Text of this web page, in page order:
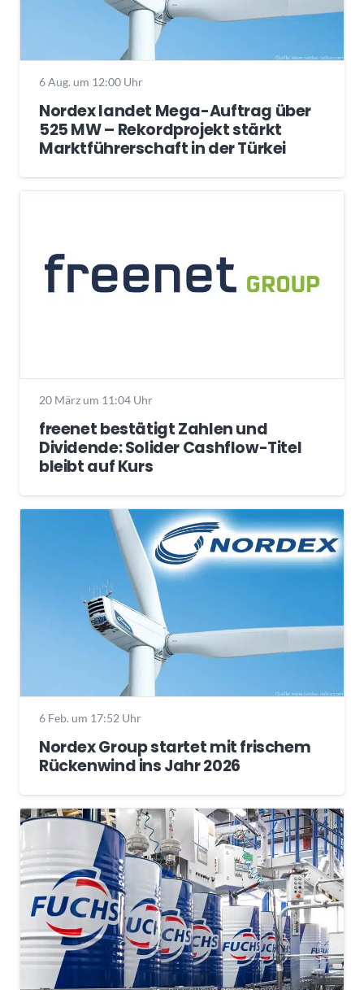
6 Aug. um 12:00 Uhr
Nordex landet Mega-Auftrag über
525 MW – Rekordprojekt stärkt
Marktführerschaft in der Türkei
20 März um 11:04 Uhr
freenet bestätigt Zahlen und
Dividende: Solider Cashflow-Titel
bleibt auf Kurs
6 Feb. um 17:52 Uhr
Nordex Group startet mit frischem
Rückenwind ins Jahr 2026